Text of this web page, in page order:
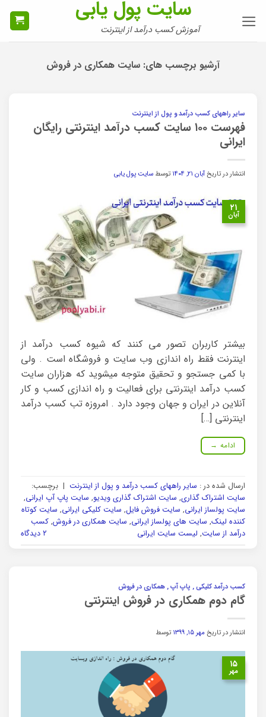
سایت پول یابی
آموزش کسب درآمد از اینترنت
آرشیو برچسب های: سایت همکاری در فروش
سایر راههای کسب درآمد و پول از اینترنت
فهرست ۱۰۰ سایت کسب درآمد اینترنتی رایگان
ایرانی
انتشار در تاریخآبان ۲۱, ۱۴۰۴ توسط سایت پول یابی
۲۱
آبان
بیشتر کاربران تصور می کنند که شیوه کسب درآمد از
اینترنت فقط راه اندازی وب سایت و فروشگاه است . ولی
با کمی جستجو و تحقیق متوجه میشوید که هزاران سایت
کسب درآمد اینترنتی برای فعالیت و راه اندازی کسب و کار
آنلاین در ایران و جهان وجود دارد . امروزه تب کسب درآمد
اینترنتی […]
ادامه →
ارسال شده در : سایر راههای کسب درآمد و پول از اینترنت | برچسب:
سایت اشتراک گذاری, سایت اشتراک گذاری ویدیو, سایت پاپ آپ ایرانی,
سایت پولساز ایرانی, سایت فروش فایل, سایت کلیکی ایرانی, سایت کوتاه
کننده لینک, سایت های پولساز ایرانی, سایت همکاری در فروش, کسب
درآمد از سایت, لیست سایت ایرانی ۲ دیدگاه
کسب درآمد کلیکی , پاپ آپ , همکاری در فروش
گام دوم همکاری در فروش اینترنتی
انتشار در تاریخ مهر ۱۵, ۱۳۹۹ توسط
۱۵
مهر